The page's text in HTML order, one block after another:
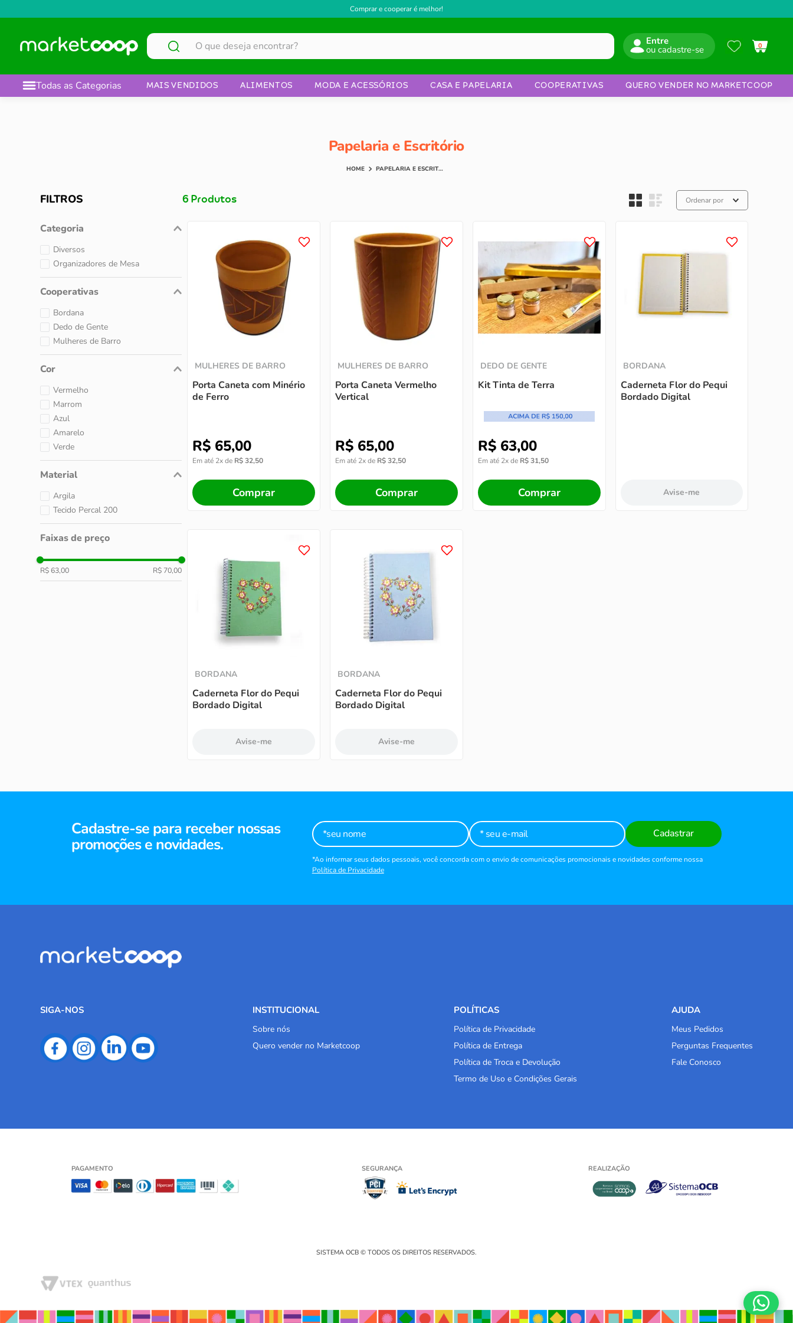
Comprar e cooperar é melhor!
O que deseja encontrar? Entre 0
Todas as Categorias MAIS VENDIDOS ALIMENTOS MODA E ACESSÓRIOS CASA E PAPELARIA COOPERATIVAS QUERO VENDER NO MARKETCOOP
Papelaria e Escritório
PAPELARIA E ESCRITÓRIO
FILTROS
Categoria
Diversos
Organizadores de Mesa
Cooperativas
Bordana
Dedo de Gente
Mulheres de Barro
Cor
Vermelho
Marrom
Azul
Amarelo
Verde
Material
Argila
Tecido Percal 200
Faixas de preço
R$ 63,00 R$ 70,00
6 Produtos Ordenar por
MULHERES DE BARRO
Porta Caneta com Minério
de Ferro
R$ 65,00
Em até 2x de R$ 32,50
Comprar
MULHERES DE BARRO
Porta Caneta Vermelho
Vertical
R$ 65,00
Em até 2x de R$32,50
Comprar
DEDO DE GENTE
Kit Tinta de Terra
R$ 63,00
Em até 2x de R$31,50
Comprar
BORDANA
Caderneta Flor do Pequi
Bordado Digital
Avise-me
BORDANA
Caderneta Flor do Pequi
Bordado Digital
Avise-me
BORDANA
Caderneta Flor do Pequi
Bordado Digital
Avise-me
Cadastre-se para receber nossas
promoções e novidades.
Cadastrar
*Ao informar seus dados pessoais, você concorda com o envio de comunicações promocionais e novidades conforme nossa
Política de Privacidade
SIGA-NOS INSTITUCIONAL
Sobre nós
Quero vender no Marketcoop
POLÍTICAS
Política de Privacidade
Política de Entrega
Política de Troca e Devolução
Termo de Uso e Condições Gerais
AJUDA
Meus Pedidos
Perguntas Frequentes
Fale Conosco
PAGAMENTO SEGURANÇA REALIZAÇÃO
SISTEMA OCB © TODOS OS DIREITOS RESERVADOS.